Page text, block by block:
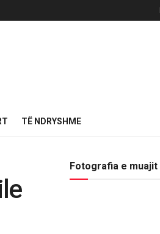
TË NDRYSHME
Fotografia e muajit